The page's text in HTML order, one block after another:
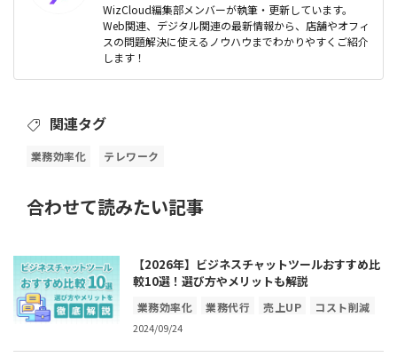
WizCloud編集部メンバーが執筆・更新しています。
Web関連、デジタル関連の最新情報から、店舗やオフィ
スの問題解決に使えるノウハウまでわかりやすくご紹介
します！
関連タグ
業務効率化 テレワーク
合わせて読みたい記事
【2026年】ビジネスチャットツールおすすめ比
較10選！選び方やメリットも解説
業務効率化 業務代行 売上UP コスト削減
2024/09/24